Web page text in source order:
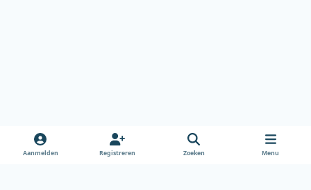
Aanmelden Registreren Zoeken Menu